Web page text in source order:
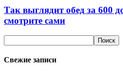
Так выглядит обед за 600
смотрите сами
Свежие записи